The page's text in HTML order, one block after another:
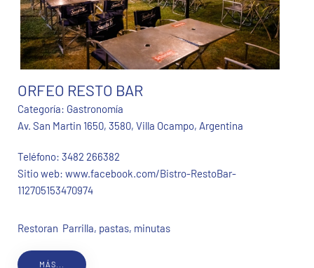
ORFEO RESTO BAR
Categoría: Gastronomía
Av. San Martin 1650, 3580, Villa Ocampo, Argentina
Teléfono: 3482 266382
Sitio web: www.facebook.com/Bistro-RestoBar-
112705153470974
Restoran Parrilla, pastas, minutas
MÁS...